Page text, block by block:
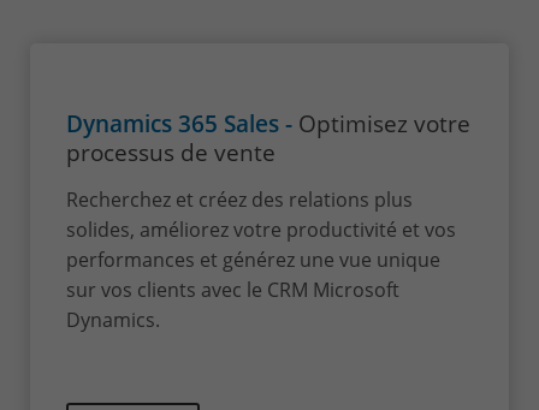
Dynamics 365 Sales - Optimisez votre
processus de vente
Recherchez et créez des relations plus
solides, améliorez votre productivité et vos
performances et générez une vue unique
sur vos clients avec le CRM Microsoft
Dynamics.